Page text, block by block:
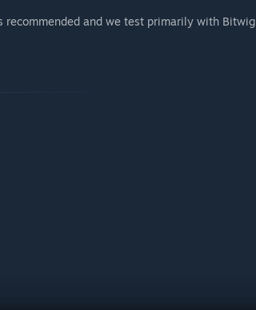
recommended and we test primarily with Bitwig